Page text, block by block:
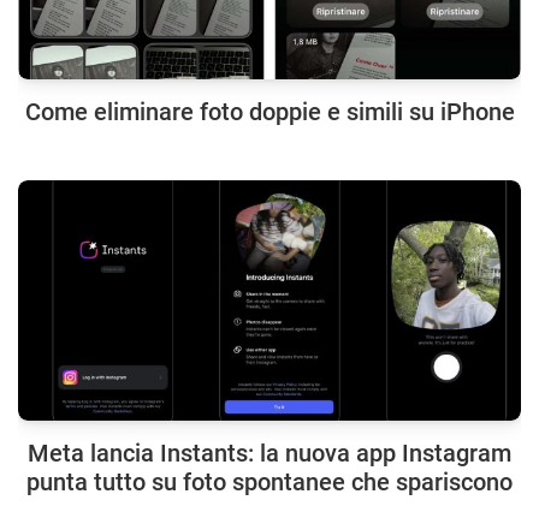
Come eliminare foto doppie e simili su iPhone
Meta lancia Instants: la nuova app Instagram
punta tutto su foto spontanee che spariscono